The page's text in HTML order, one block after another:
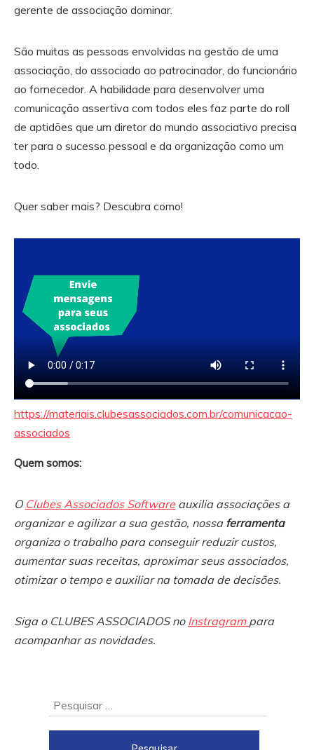
gerente de associação dominar.
São muitas as pessoas envolvidas na gestão de uma
associação, do associado ao patrocinador, do funcionário
ao fornecedor. A habilidade para desenvolver uma
comunicação assertiva com todos eles faz parte do roll
de aptidões que um diretor do mundo associativo precisa
ter para o sucesso pessoal e da organização como um
todo.
Quer saber mais? Descubra como!
https://materiais.clubesassociados.com.br/comunicacao-
associados
Quem somos:
O Clubes Associados Softwareauxilia associações a
organizar e agilizar a sua gestão, nossa ferramenta
organiza o trabalho para conseguir reduzir custos,
aumentar suas receitas, aproximar seus associados,
otimizar o tempo e auxiliar na tomada de decisões.
Siga o CLUBES ASSOCIADOS no Instragram para
acompanhar as novidades.
Pesquisar